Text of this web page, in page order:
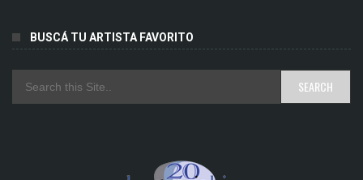
BUSCÁ TU ARTISTA FAVORITO